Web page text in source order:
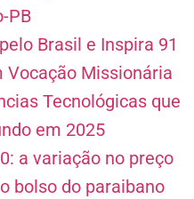
PB
Brasil e Inspira 91
Vocação Missionária
Tecnológicas que
em 2025
a variação no preço
bolso do paraibano